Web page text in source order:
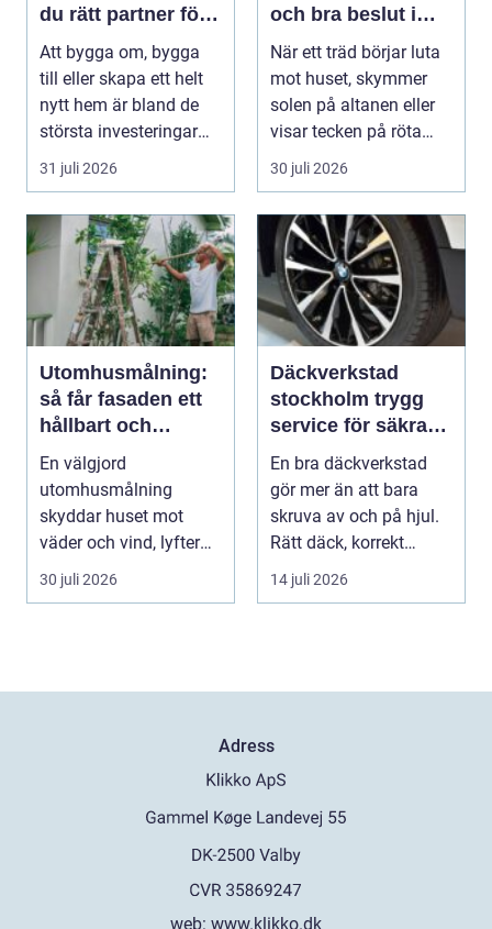
du rätt partner för
ditt projekt
Att bygga om, bygga
till eller skapa ett helt
nytt hem är bland de
största investeringar
m...
31 juli 2026
och bra beslut i
trädgården
När ett träd börjar luta
mot huset, skymmer
solen på altanen eller
visar tecken på röta
uppstår ofta...
30 juli 2026
Utomhusmålning:
så får fasaden ett
hållbart och
vackert resultat
En välgjord
utomhusmålning
skyddar huset mot
väder och vind, lyfter
helhetsintrycket...
30 juli 2026
Däckverkstad
stockholm trygg
service för säkra
mil året runt
En bra däckverkstad
gör mer än att bara
skruva av och på hjul.
Rätt däck, korrekt
montering och rege...
14 juli 2026
Adress
web: www.klikko.dk